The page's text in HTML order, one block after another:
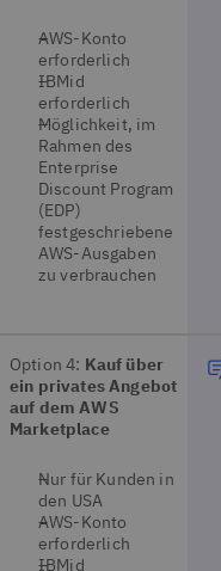
AWS-Konto
erforderlich
IBMid
erforderlich
Möglichkeit, im
Rahmen des
Enterprise
Discount Program
(EDP)
festgeschriebene
AWS-Ausgaben
zu verbrauchen
Option 4: Kauf über
ein privates Angebot
auf dem AWS
Marketplace
Nur für Kunden in
den USA
AWS-Konto
erforderlich
IBMid